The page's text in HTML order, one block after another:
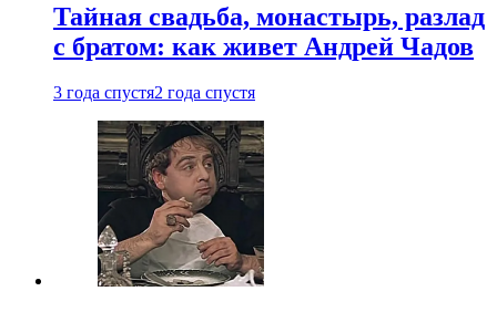
Тайная свадьба, монастырь, разлад
с братом: как живет Андрей Чадов
3 года спустя2 года спустя